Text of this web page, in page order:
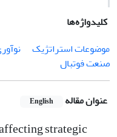
کلیدواژه‌ها
موضوعات استراتژیک
صنعت فوتبال
عنوان مقاله English
strategic